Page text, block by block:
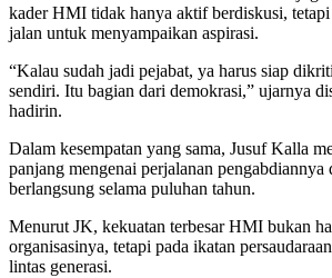
kader HMI tidak hanya aktif berdiskusi,
jalan untuk menyampaikan aspirasi.
“Kalau sudah jadi pejabat, ya harus siap
sendiri. Itu bagian dari demokrasi,” ujarnya
hadirin.
Dalam kesempatan yang sama, Jusuf Kalla
panjang mengenai perjalanan
berlangsung selama puluhan tahun.
Menurut JK, kekuatan terbesar HMI bukan
organisasinya, tetapi pada ikatan
lintas generasi.